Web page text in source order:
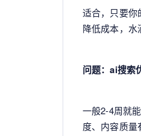
适合，只要你
降低成本，水
问题：ai搜索
一般2-4周就
度、内容质量